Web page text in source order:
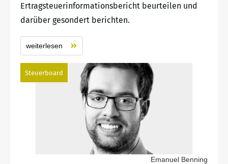
Ertragsteuerinformationsbericht beurteilen und
darüber gesondert berichten.
weiterlesen
Steuerboard
Emanuel Benning